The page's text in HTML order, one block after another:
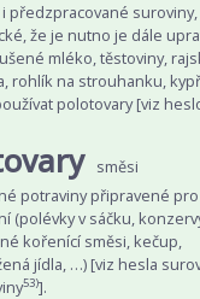
předzpracované
že je nutno je dále
mléko, těstoviny,
rohlík na strouhanku,
polotovary [viz
směsi
potraviny připravené pro
(polévky v sáčku,
kořenící směsi, kečup,
jídla, …) [viz hesla
53)].